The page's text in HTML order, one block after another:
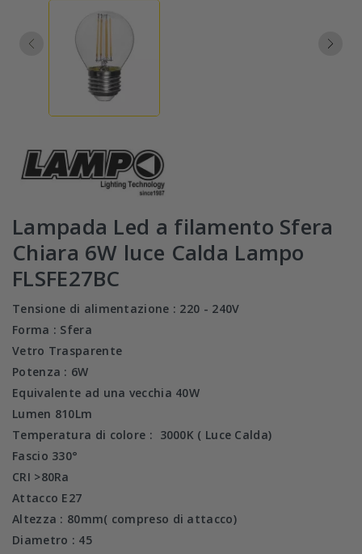
Lampada Led a filamento Sfera
Chiara 6W luce Calda Lampo
FLSFE27BC
Tensione di alimentazione : 220 - 240V
Forma : Sfera
Vetro Trasparente
Potenza : 6W
Equivalente ad una vecchia 40W
Lumen 810Lm
Temperatura di colore : 3000K ( Luce Calda)
Fascio 330°
CRI >80Ra
Attacco E27
Altezza : 80mm( compreso di attacco)
Diametro : 45